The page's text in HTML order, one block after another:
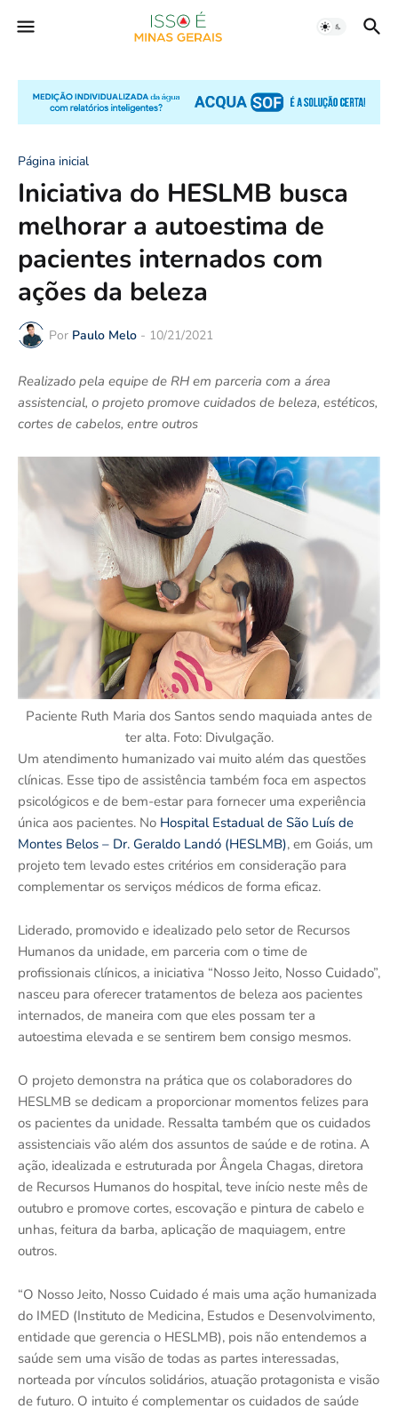
Página inicial
Iniciativa do HESLMB busca
melhorar a autoestima de
pacientes internados com
ações da beleza
Por Paulo Melo - 10/21/2021
Realizado pela equipe de RH em parceria com a área
assistencial, o projeto promove cuidados de beleza, estéticos,
cortes de cabelos, entre outros
Paciente Ruth Maria dos Santos sendo maquiada antes de
ter alta. Foto: Divulgação.
Um atendimento humanizado vai muito além das questões
clínicas. Esse tipo de assistência também foca em aspectos
psicológicos e de bem-estar para fornecer uma experiência
única aos pacientes. No Hospital Estadual de São Luís de
Montes Belos – Dr. Geraldo Landó (HESLMB), em Goiás, um
projeto tem levado estes critérios em consideração para
complementar os serviços médicos de forma eficaz.
Liderado, promovido e idealizado pelo setor de Recursos
Humanos da unidade, em parceria com o time de
profissionais clínicos, a iniciativa “Nosso Jeito, Nosso Cuidado”,
nasceu para oferecer tratamentos de beleza aos pacientes
internados, de maneira com que eles possam ter a
autoestima elevada e se sentirem bem consigo mesmos.
O projeto demonstra na prática que os colaboradores do
HESLMB se dedicam a proporcionar momentos felizes para
os pacientes da unidade. Ressalta também que os cuidados
assistenciais vão além dos assuntos de saúde e de rotina. A
ação, idealizada e estruturada por Ângela Chagas, diretora
de Recursos Humanos do hospital, teve início neste mês de
outubro e promove cortes, escovação e pintura de cabelo e
unhas, feitura da barba, aplicação de maquiagem, entre
outros.
“O Nosso Jeito, Nosso Cuidado é mais uma ação humanizada
do IMED (Instituto de Medicina, Estudos e Desenvolvimento,
entidade que gerencia o HESLMB), pois não entendemos a
saúde sem uma visão de todas as partes interessadas,
norteada por vínculos solidários, atuação protagonista e visão
de futuro. O intuito é complementar os cuidados de saúde